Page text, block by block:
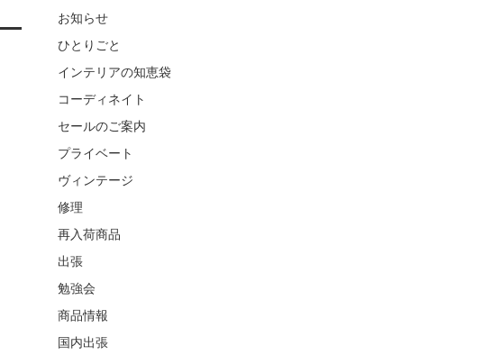
お知らせ
ひとりごと
インテリアの知恵袋
コーディネイト
セールのご案内
プライベート
ヴィンテージ
修理
再入荷商品
出張
勉強会
商品情報
国内出張